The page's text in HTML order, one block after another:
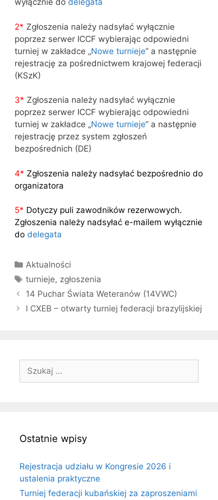
wyłącznie do delegata
2* Zgłoszenia należy nadsyłać wyłącznie
poprzez serwer ICCF wybierając odpowiedni
turniej w zakładce „Nowe turnieje” a następnie
rejestrację za pośrednictwem krajowej federacji
(KSzK)
3* Zgłoszenia należy nadsyłać wyłącznie
poprzez serwer ICCF wybierając odpowiedni
turniej w zakładce „Nowe turnieje” a następnie
rejestrację przez system zgłoszeń
bezpośrednich (DE)
4* Zgłoszenia należy nadsyłać bezpośrednio do
organizatora
5* Dotyczy puli zawodników rezerwowych.
Zgłoszenia należy nadsyłać e-mailem wyłącznie
do delegata
Kategorie
Aktualności
Tagi
turnieje, zgłoszenia
14 Puchar Świata Weteranów (14VWC)
I CXEB – otwarty turniej federacji brazylijskiej
Szukaj:
Ostatnie wpisy
Rejestracja udziału w Kongresie 2026 i
ustalenia praktyczne
Turniej federacji kubańskiej za zaproszeniami